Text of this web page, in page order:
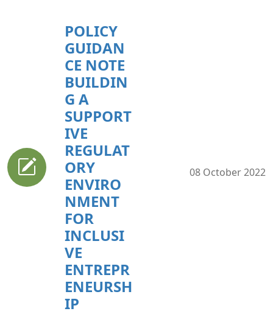
POLICY
GUIDAN
CE NOTE
BUILDIN
G A
SUPPORT
IVE
REGULAT
ORY
ENVIRO
NMENT
FOR
INCLUSI
VE
ENTREPR
ENEURSH
IP
08 October 2022